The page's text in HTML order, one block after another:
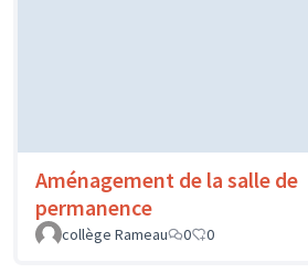
Aménagement de la salle de
permanence
collège Rameau
0 0